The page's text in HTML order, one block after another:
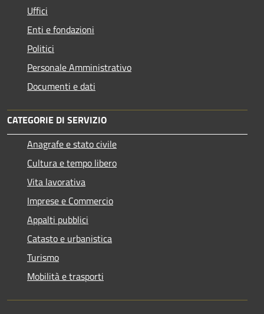
Uffici
Enti e fondazioni
Politici
Personale Amministrativo
Documenti e dati
CATEGORIE DI SERVIZIO
Anagrafe e stato civile
Cultura e tempo libero
Vita lavorativa
Imprese e Commercio
Appalti pubblici
Catasto e urbanistica
Turismo
Mobilità e trasporti